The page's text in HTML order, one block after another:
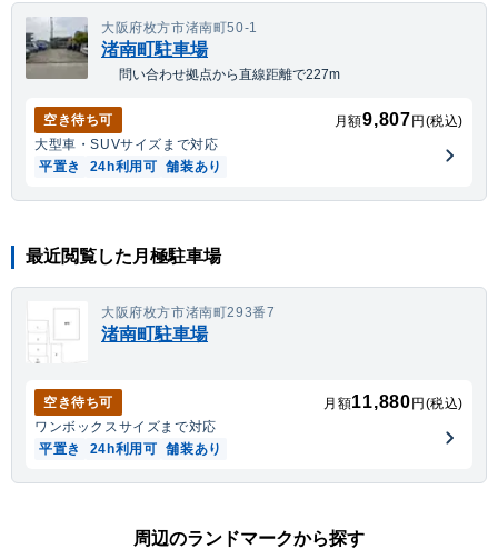
大阪府枚方市渚南町50-1
渚南町駐車場
問い合わせ拠点から直線距離で227m
空き待ち可 月額9,807 円(税込)
大型車・SUVサイズまで対応
平置き
24h利用可 舗装あり
最近閲覧した月極駐車場
大阪府枚方市渚南町293番7
渚南町駐車場
空き待ち可 月額11,880 円(税込)
ワンボックスサイズまで対応
平置き
24h利用可 舗装あり
周辺のランドマークから探す